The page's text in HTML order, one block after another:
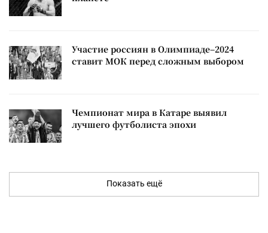
Участие россиян в Олимпиаде–2024
ставит МОК перед сложным выбором
Чемпионат мира в Катаре выявил
лучшего футболиста эпохи
Показать ещё